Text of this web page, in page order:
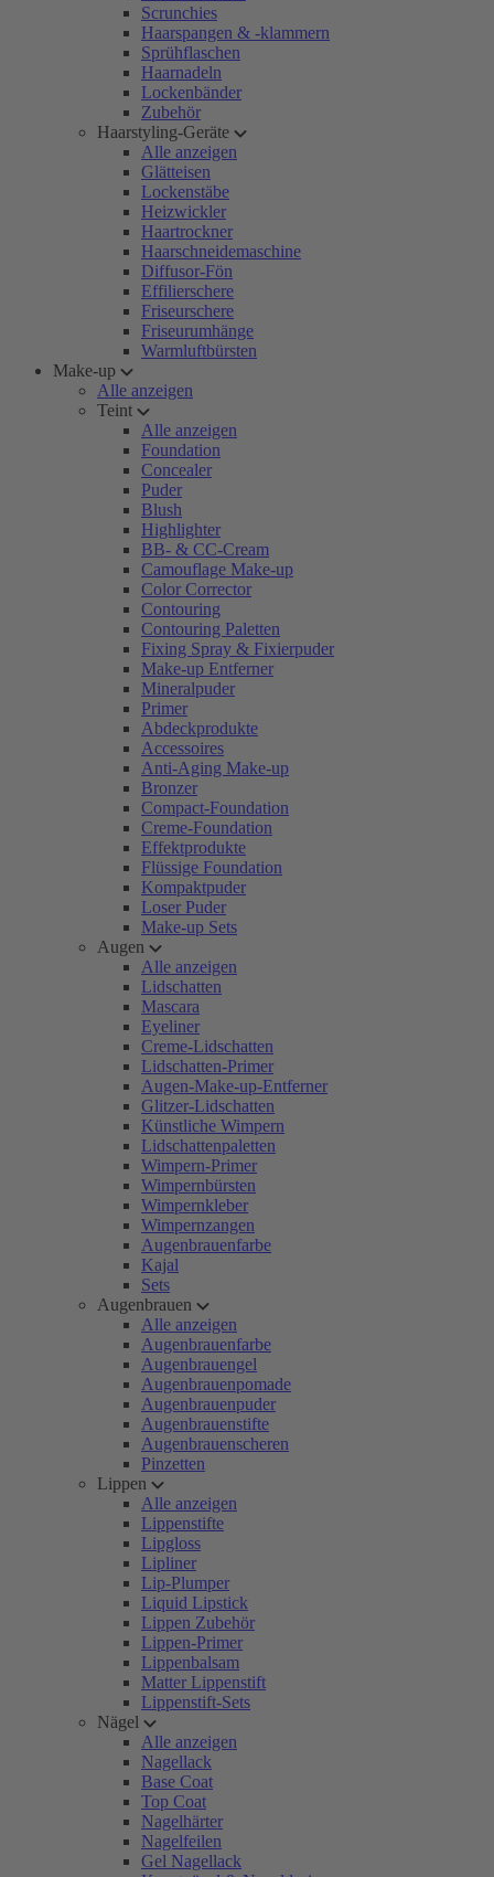
Scrunchies
Haarspangen & -klammern
Sprühflaschen
Haarnadeln
Lockenbänder
Zubehör
Haarstyling-Geräte
Alle anzeigen
Glätteisen
Lockenstäbe
Heizwickler
Haartrockner
Haarschneidemaschine
Diffusor-Fön
Effilierschere
Friseurschere
Friseurumhänge
Warmluftbürsten
Make-up
Alle anzeigen
Teint
Alle anzeigen
Foundation
Concealer
Puder
Blush
Highlighter
BB- & CC-Cream
Camouflage Make-up
Color Corrector
Contouring
Contouring Paletten
Fixing Spray & Fixierpuder
Make-up Entferner
Mineralpuder
Primer
Abdeckprodukte
Accessoires
Anti-Aging Make-up
Bronzer
Compact-Foundation
Creme-Foundation
Effektprodukte
Flüssige Foundation
Kompaktpuder
Loser Puder
Make-up Sets
Augen
Alle anzeigen
Lidschatten
Mascara
Eyeliner
Creme-Lidschatten
Lidschatten-Primer
Augen-Make-up-Entferner
Glitzer-Lidschatten
Künstliche Wimpern
Lidschattenpaletten
Wimpern-Primer
Wimpernbürsten
Wimpernkleber
Wimpernzangen
Augenbrauenfarbe
Kajal
Sets
Augenbrauen
Alle anzeigen
Augenbrauenfarbe
Augenbrauengel
Augenbrauenpomade
Augenbrauenpuder
Augenbrauenstifte
Augenbrauenscheren
Pinzetten
Lippen
Alle anzeigen
Lippenstifte
Lipgloss
Lipliner
Lip-Plumper
Liquid Lipstick
Lippen Zubehör
Lippen-Primer
Lippenbalsam
Matter Lippenstift
Lippenstift-Sets
Nägel
Alle anzeigen
Nagellack
Base Coat
Top Coat
Nagelhärter
Nagelfeilen
Gel Nagellack